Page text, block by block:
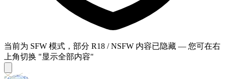
当前为 SFW 模式，部分 R18 / NSFW 内容已隐藏 — 您可在右
上角切换 "显示全部内容"